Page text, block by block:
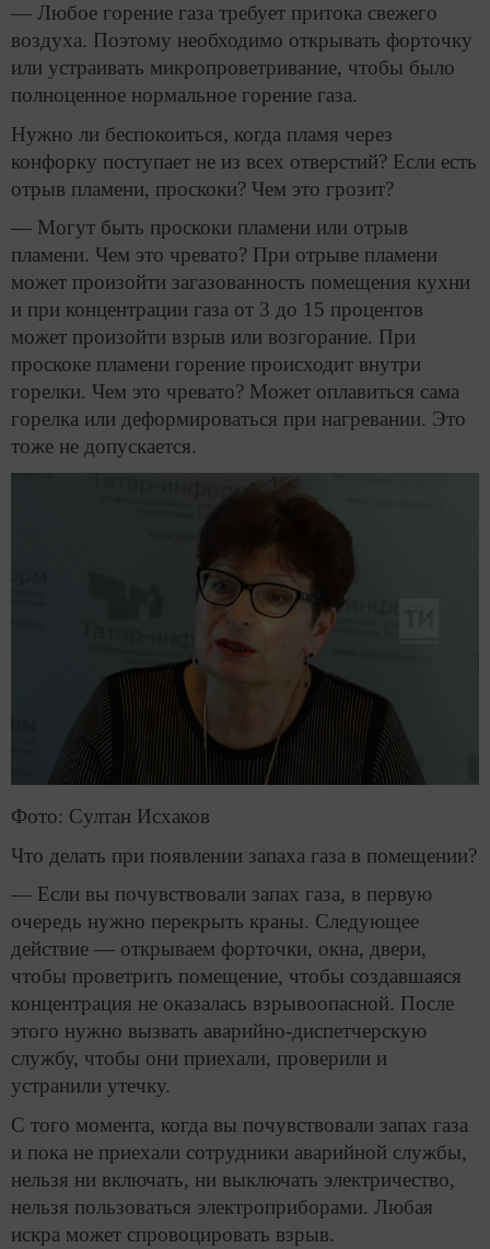
— Любое горение газа требует притока свежего
воздуха. Поэтому необходимо открывать форточку
или устраивать микропроветривание, чтобы было
полноценное нормальное горение газа.
Нужно ли беспокоиться, когда пламя через
конфорку поступает не из всех отверстий? Если есть
отрыв пламени, проскоки? Чем это грозит?
— Могут быть проскоки пламени или отрыв
пламени. Чем это чревато? При отрыве пламени
может произойти загазованность помещения кухни
и при концентрации газа от 3 до 15 процентов
может произойти взрыв или возгорание. При
проскоке пламени горение происходит внутри
горелки. Чем это чревато? Может оплавиться сама
горелка или деформироваться при нагревании. Это
тоже не допускается.
Фото: Султан Исхаков
Что делать при появлении запаха газа в помещении?
— Если вы почувствовали запах газа, в первую
очередь нужно перекрыть краны. Следующее
действие — открываем форточки, окна, двери,
чтобы проветрить помещение, чтобы создавшаяся
концентрация не оказалась взрывоопасной. После
этого нужно вызвать аварийно-диспетчерскую
службу, чтобы они приехали, проверили и
устранили утечку.
С того момента, когда вы почувствовали запах газа
и пока не приехали сотрудники аварийной службы,
нельзя ни включать, ни выключать электричество,
нельзя пользоваться электроприборами. Любая
искра может спровоцировать взрыв.